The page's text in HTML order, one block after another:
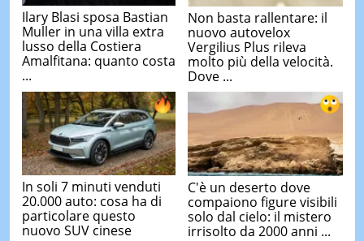
Ilary Blasi sposa Bastian
Muller in una villa extra
lusso della Costiera
Amalfitana: quanto costa
...
Non basta rallentare: il
nuovo autovelox
Vergilius Plus rileva
molto più della velocità.
Dove ...
In soli 7 minuti venduti
20.000 auto: cosa ha di
particolare questo
nuovo SUV cinese
C'è un deserto dove
compaiono figure visibili
solo dal cielo: il mistero
irrisolto da 2000 anni ...